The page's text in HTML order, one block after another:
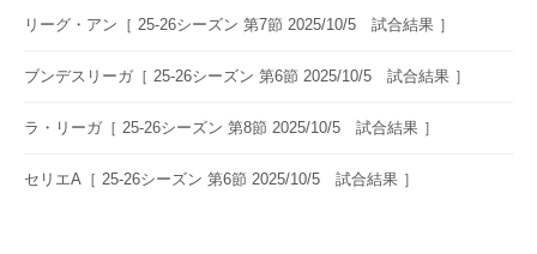
リーグ・アン［ 25-26シーズン 第7節 2025/10/5 試合結果 ］
ブンデスリーガ［ 25-26シーズン 第6節 2025/10/5 試合結果 ］
ラ・リーガ［ 25-26シーズン 第8節 2025/10/5 試合結果 ］
セリエA［ 25-26シーズン 第6節 2025/10/5 試合結果 ］